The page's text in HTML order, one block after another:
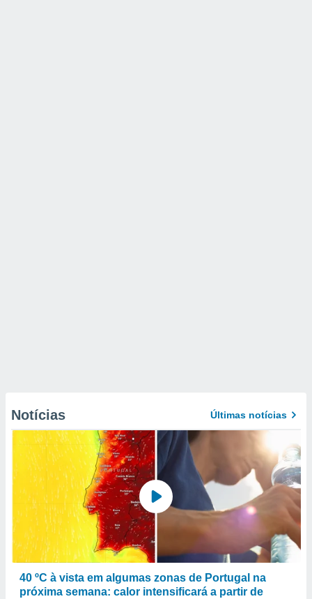
Notícias Últimas notícias
40 ºC à vista em algumas zonas de Portugal na
próxima semana: calor intensificará a partir de